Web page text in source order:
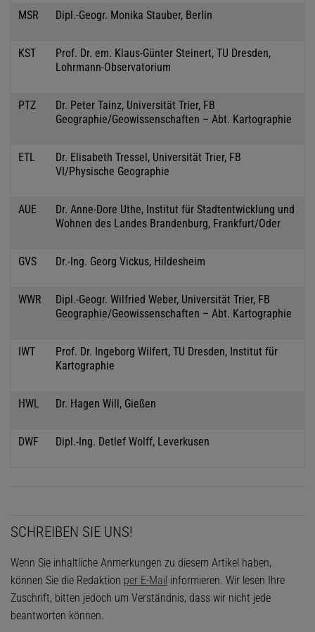
MSR Dipl.-Geogr. Monika Stauber, Berlin
KST
Prof. Dr. em. Klaus-Günter Steinert, TU Dresden,
Lohrmann-Observatorium
PTZ
Dr. Peter Tainz, Universität Trier, FB
Geographie/Geowissenschaften – Abt. Kartographie
ETL
Dr. Elisabeth Tressel, Universität Trier, FB
VI/Physische Geographie
AUE
Dr. Anne-Dore Uthe, Institut für Stadtentwicklung und
Wohnen des Landes Brandenburg, Frankfurt/Oder
GVS Dr.-Ing. Georg Vickus, Hildesheim
WWR
Dipl.-Geogr. Wilfried Weber, Universität Trier, FB
Geographie/Geowissenschaften – Abt. Kartographie
IWT
Prof. Dr. Ingeborg Wilfert, TU Dresden, Institut für
Kartographie
HWL Dr. Hagen Will, Gießen
DWF Dipl.-Ing. Detlef Wolff, Leverkusen
SCHREIBEN SIE UNS!
Wenn Sie inhaltliche Anmerkungen zu diesem Artikel haben,
können Sie die Redaktion per E-Mail informieren. Wir lesen Ihre
Zuschrift, bitten jedoch um Verständnis, dass wir nicht jede
beantworten können.